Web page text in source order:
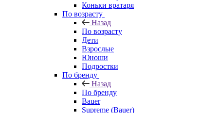
Коньки вратаря
По возрасту
Назад
По возрасту
Дети
Взрослые
Юноши
Подростки
По бренду
Назад
По бренду
Bauer
Supreme (Bauer)